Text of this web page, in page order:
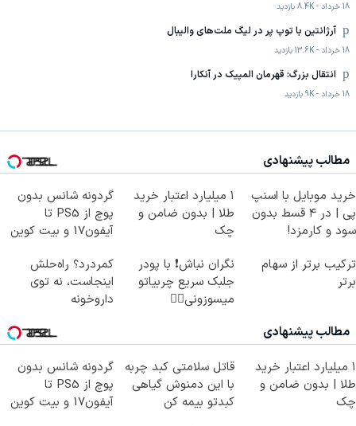
18 خرداد -
8.4K بازدید
آرژانتین با توپ پر در لیگ ملت‌های والیبال
18 خرداد -
13.6K بازدید
انتقال بزرگ: قهرمان المپیک در آنکارا
18 خرداد -
9K بازدید
مطالب پیشنهادی
خرید موبایل با اسنپ
پی | در ۴ قسط بدون
سود و کارمزد!
۱ میلیارد اعتبار خرید
طلا | بدون ضامن و
چک
گردونه شانس بدون
پوچ از PS5 تا
آیفون17 و بیت کوین
ترکیب برتر از سهام
برتر
نگران نباش❗ با پودر
جلبک سریع چربیاتو
میسوزونی👌🏻
کمردرد؟ راه‌حلش
اینجاست، نه توی
داروخونه
مطالب پیشنهادی
۱ میلیارد اعتبار خرید
طلا | بدون ضامن و
چک
قاتل سلامتی کبد چربه
با این دمنوش گیاهی
کبدتو بیمه کن
گردونه شانس بدون
پوچ از PS5 تا
آیفون17 و بیت کوین